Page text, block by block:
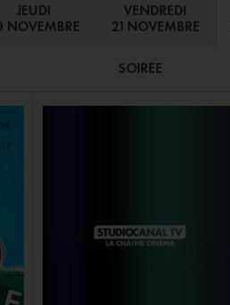
JEUDI
NOVEMBRE
VENDREDI
21 NOVEMBRE
SOIRÉE